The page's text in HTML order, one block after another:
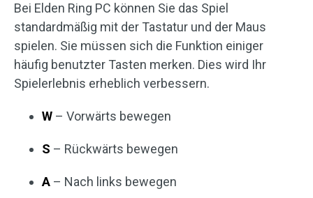
Bei Elden Ring PC können Sie das Spiel
standardmäßig mit der Tastatur und der Maus
spielen. Sie müssen sich die Funktion einiger
häufig benutzter Tasten merken. Dies wird Ihr
Spielerlebnis erheblich verbessern.
W – Vorwärts bewegen
S – Rückwärts bewegen
A – Nach links bewegen